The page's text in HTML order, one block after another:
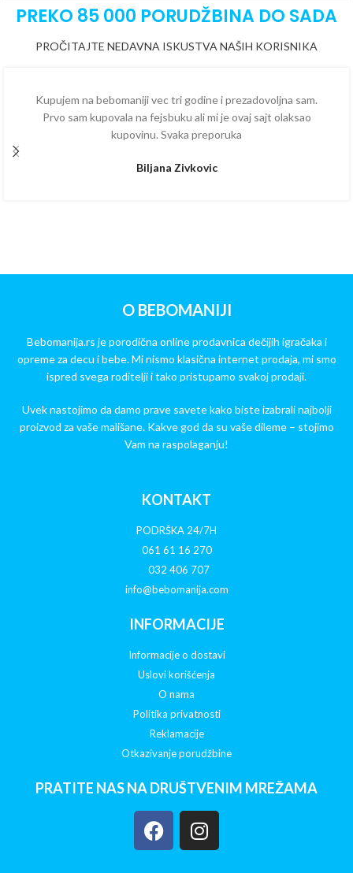
PREKO 85 000 PORUDŽBINA DO SADA
PROČITAJTE NEDAVNA ISKUSTVA NAŠIH KORISNIKA
Kupujem na bebomaniji vec tri godine i prezadovoljna sam.
Prvo sam kupovala na fejsbuku ali mi je ovaj sajt olaksao
kupovinu. Svaka preporuka
Biljana Zivkovic
O BEBOMANIJI
Bebomanija.rs je porodična online prodavnica dečijih igračaka i
opreme za decu i bebe. Mi nismo klasična internet prodaja, mi smo
ispred svega roditelji i tako pristupamo svakoj prodaji.
Uvek nastojimo da damo prave savete kako biste izabrali najbolji
proizvod za vaše mališane. Kakve god da su vaše dileme – stojimo
Vam na raspolaganju!
KONTAKT
PODRŠKA 24/7H
061 61 16 270
032 406 707
info@bebomanija.com
INFORMACIJE
Informacije o dostavi
Uslovi korišćenja
O nama
Politika privatnosti
Reklamacije
Otkazivanje porudžbine
PRATITE NAS NA DRUŠTVENIM MREŽAMA